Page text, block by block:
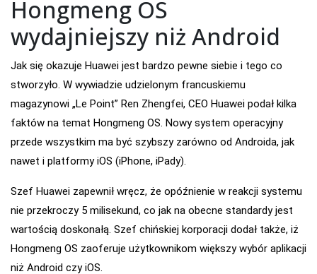
Hongmeng OS
wydajniejszy niż Android
Jak się okazuje Huawei jest bardzo pewne siebie i tego co
stworzyło. W wywiadzie udzielonym francuskiemu
magazynowi „Le Point” Ren Zhengfei, CEO Huawei podał kilka
faktów na temat Hongmeng OS. Nowy system operacyjny
przede wszystkim ma być szybszy zarówno od Androida, jak
nawet i platformy iOS (iPhone, iPady).
Szef Huawei zapewnił wręcz, że opóźnienie w reakcji systemu
nie przekroczy 5 milisekund, co jak na obecne standardy jest
wartością doskonałą. Szef chińskiej korporacji dodał także, iż
Hongmeng OS zaoferuje użytkownikom większy wybór aplikacji
niż Android czy iOS.